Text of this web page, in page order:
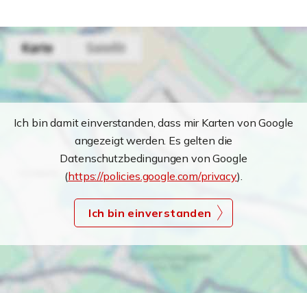
Ich bin damit einverstanden, dass mir Karten von Google
angezeigt werden. Es gelten die
Datenschutzbedingungen von Google
(https://policies.google.com/privacy).
Ich bin einverstanden